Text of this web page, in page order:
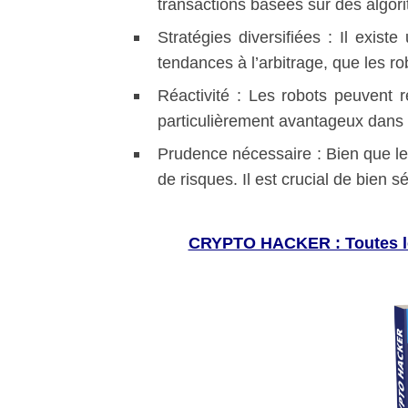
transactions basées sur des
Stratégies diversifiées : Il
tendances à l’arbitrage, que les
Réactivité : Les robots peuvent
particulièrement avantageux
Prudence nécessaire : Bien que
de risques. Il est crucial de bien
CRYPTO HACKER :